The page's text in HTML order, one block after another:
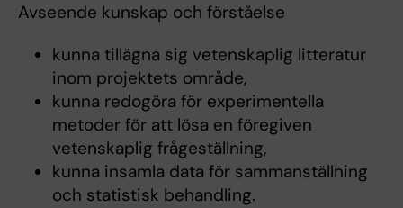
Avseende kunskap och förståelse
kunna tillägna sig vetenskaplig litteratur
inom projektets område,
kunna redogöra för experimentella
metoder för att lösa en föregiven
vetenskaplig frågeställning,
kunna insamla data för sammanställning
och statistisk behandling.